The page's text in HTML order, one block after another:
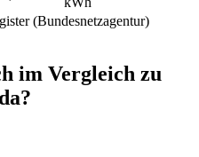
(Bundesnetzagentur)
im Vergleich zu